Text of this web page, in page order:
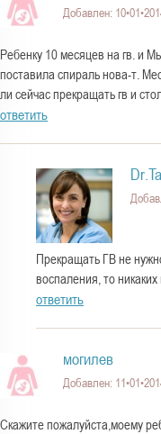
Добавлен:
Ребенку 10 месяцев на гв. и
поставила спираль нова-т.
ли сейчас прекращать гв и
ответить
Прекращать ГВ не
воспаления, то
ответить
могилев
Добавлен:
Скажите пожалуйста,моему